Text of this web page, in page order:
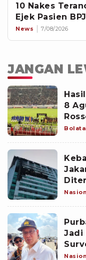
10 Nakes
Ejek Pasien
News 7/08/2026
JANGAN
8
di
Jadi